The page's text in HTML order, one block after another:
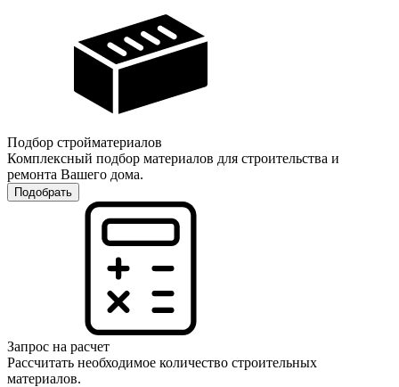
Подбор стройматериалов
Комплексный подбор материалов для строительства и
ремонта Вашего дома.
Подобрать
Запрос на расчет
Рассчитать необходимое количество строительных
материалов.